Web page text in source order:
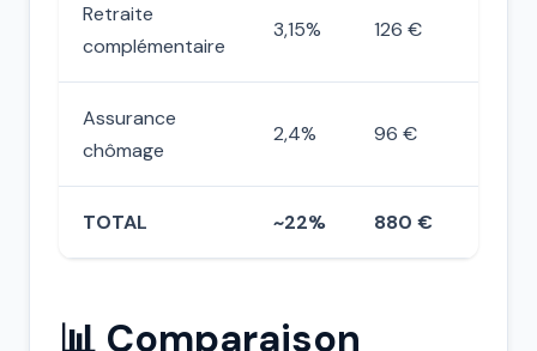
Retraite
complémentaire
3,15% 126 €
Assurance
chômage
2,4% 96 €
TOTAL ~22% 880 €
📊 Comparaison